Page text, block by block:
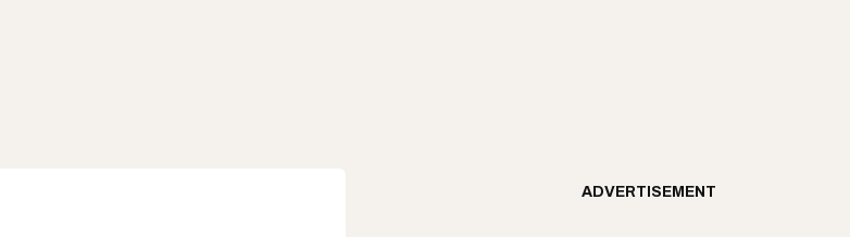
ADVERTISEMENT